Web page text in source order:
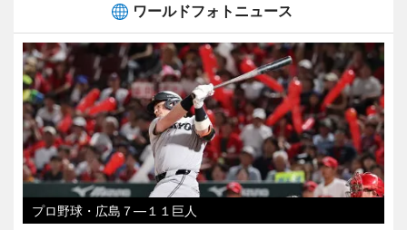
ワールドフォトニュース
プロ野球・広島７―１１巨人